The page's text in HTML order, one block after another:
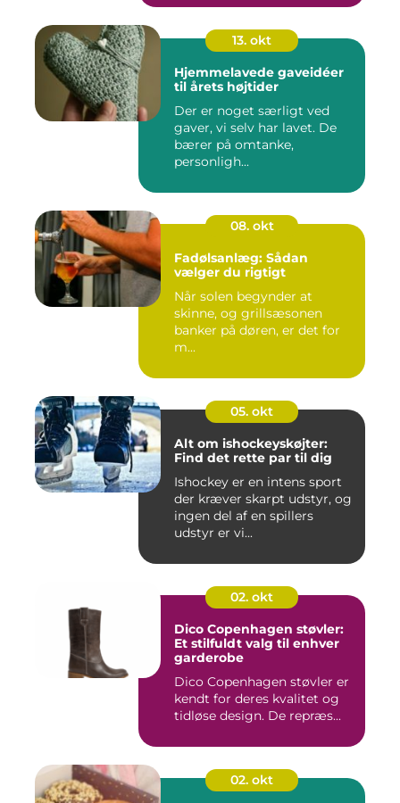
13. okt
Hjemmelavede gaveidéer
til årets højtider
Der er noget særligt ved
gaver, vi selv har lavet. De
bærer på omtanke,
personligh...
08. okt
Fadølsanlæg: Sådan
vælger du rigtigt
Når solen begynder at
skinne, og grillsæsonen
banker på døren, er det for
m...
05. okt
Alt om ishockeyskøjter:
Find det rette par til dig
Ishockey er en intens sport
der kræver skarpt udstyr, og
ingen del af en spillers
udstyr er vi...
02. okt
Dico Copenhagen støvler:
Et stilfuldt valg til enhver
garderobe
Dico Copenhagen støvler er
kendt for deres kvalitet og
tidløse design. De repræs...
02. okt